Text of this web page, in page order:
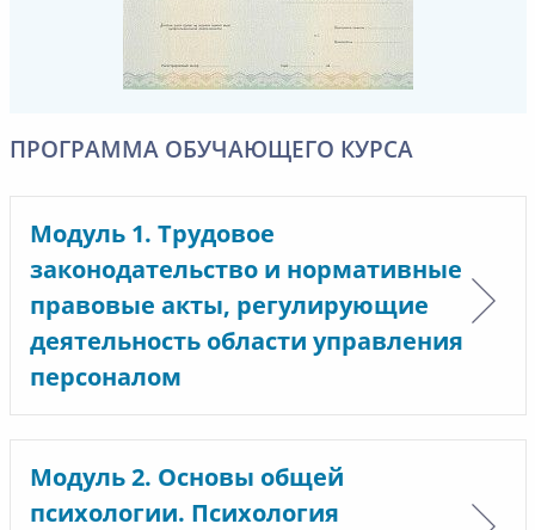
ПРОГРАММА ОБУЧАЮЩЕГО КУРСА
Модуль 1. Трудовое
законодательство и нормативные
правовые акты, регулирующие
деятельность области управления
персоналом
Модуль 2. Основы общей
психологии. Психология